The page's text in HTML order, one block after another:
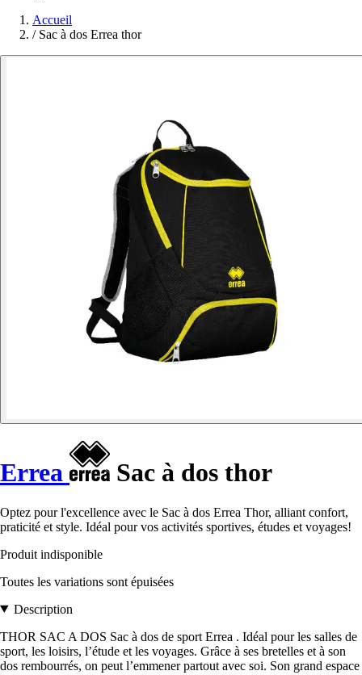
Accueil
/ Sac à dos Errea thor
Errea Sac à dos thor
Optez pour l'excellence avec le Sac à dos Errea Thor, alliant confort,
praticité et style. Idéal pour vos activités sportives, études et voyages!
Produit indisponible
Toutes les variations sont épuisées
Description
THOR SAC A DOS Sac à dos de sport Errea . Idéal pour les salles de
sport, les loisirs, l’étude et les voyages. Grâce à ses bretelles et à son
dos rembourrés, on peut l’emmener partout avec soi. Son grand espace